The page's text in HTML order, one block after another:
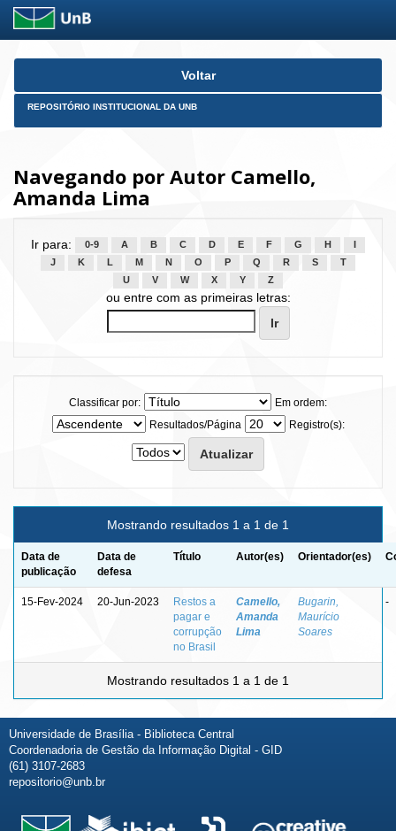
Skip
Voltar
REPOSITÓRIO INSTITUCIONAL DA UNB
Navegando por Autor Camello,
Amanda Lima
Ir para: 0-9 A B C D E F G H
J
K L M N O P Q R S
T
U
V W X Y Z
ou entre com as primeiras letras:
Classificar por:
Em ordem:
Resultados/Página
Registro(s):
Mostrando resultados 1 a 1 de 1
Data de
publicação
Data de
defesa
Título Autor(es) Orientador(es)
15-Fev-2024 20-Jun-2023
Restos a
pagar e
corrupção
no Brasil
Camello,
Amanda
Lima
Bugarin,
Maurício
Soares
-
Mostrando resultados 1 a 1 de 1
Universidade de Brasília - Biblioteca Central
Coordenadoria de Gestão da Informação Digital - GID
(61) 3107-2683
repositorio@unb.br